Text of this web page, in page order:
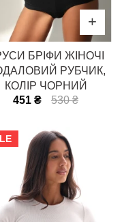
БРІФИ ЖІНОЧІ
РУБЧИК,
КОЛІР ЧОРНИЙ
451 ₴
530 ₴